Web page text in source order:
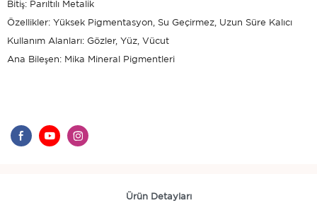
Bitiş: Parıltılı Metalik
Özellikler: Yüksek Pigmentasyon, Su Geçirmez, Uzun Süre Kalıcı
Kullanım Alanları: Gözler, Yüz, Vücut
Ana Bileşen: Mika Mineral Pigmentleri
Ürün Detayları